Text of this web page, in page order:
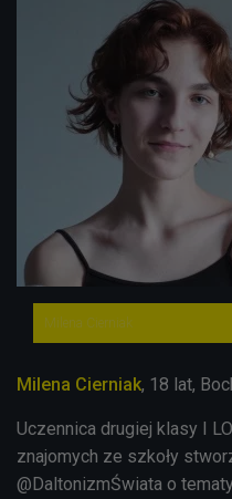
Milena Cierniak
Milena Cierniak, 18 lat,
Uczennica drugiej klasy I
znajomych ze szkoły
@DaltonizmŚwiata o